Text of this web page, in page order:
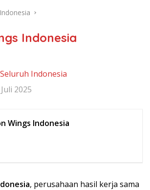
Indonesia
Seluruh Indonesia
2025
Wings Indonesia
, perusahaan hasil kerja sama